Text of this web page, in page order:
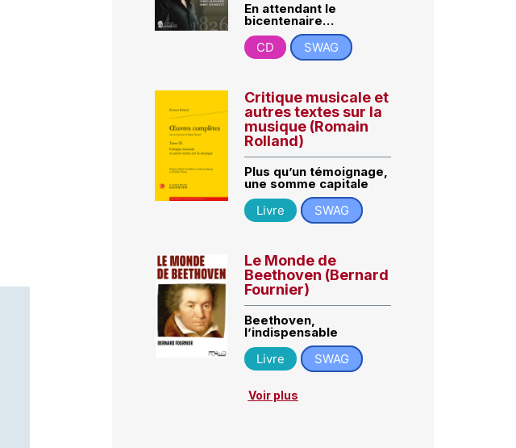
En attendant le
bicentenaire…
CD
SWAG
Critique musicale et
autres textes sur la
musique (Romain
Rolland)
Plus qu’un témoignage,
une somme capitale
Livre
SWAG
Le Monde de
Beethoven (Bernard
Fournier)
Beethoven,
l’indispensable
Livre
SWAG
Voir plus